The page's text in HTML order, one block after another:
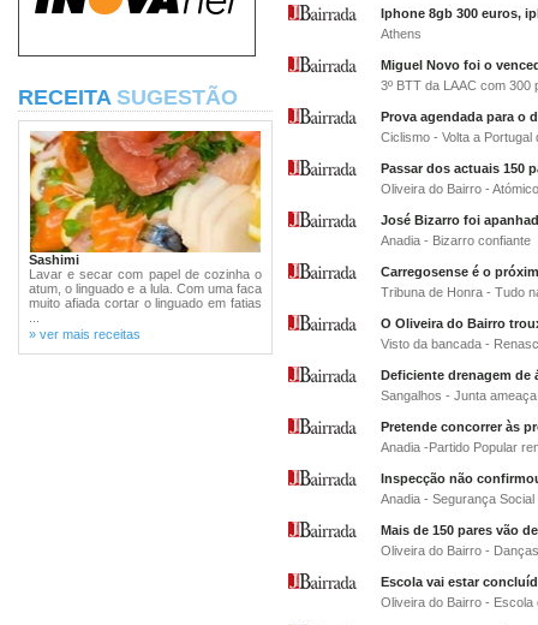
RECEITA SUGESTÃO
Sashimi
Lavar e secar com papel de cozinha o
atum, o linguado e a lula. Com uma faca
muito afiada cortar o linguado em fatias
» ver mais receitas
Iphone 8gb 300 euros,
Athens
Miguel Novo foi o
3º BTT da LAAC com 300
Prova agendada para o
Ciclismo - Volta a Portugal
Passar dos actuais 150
Oliveira do Bairro -
José Bizarro foi
Anadia - Bizarro confiante
Carregosense é o
Tribuna de Honra - Tudo
O Oliveira do Bairro
Visto da bancada -
Deficiente drenagem de
Sangalhos - Junta
Pretende concorrer às
Anadia -Partido Popular
Inspecção não
Anadia - Segurança
Mais de 150 pares vão
Oliveira do Bairro -
Escola vai estar
Oliveira do Bairro -